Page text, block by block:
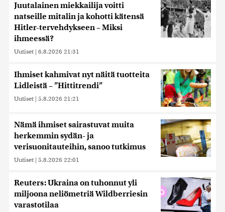
Juutalainen miekkailija voitti
natseille mitalin ja kohotti kätensä
Hitler-tervehdykseen – Miksi
ihmeessä?
Uutiset | 6.8.2026 21:31
Ihmiset kahmivat nyt näitä tuotteita
Lidleistä – ”Hittitrendi”
Uutiset | 5.8.2026 21:21
Nämä ihmiset sairastuvat muita
herkemmin sydän- ja
verisuonitauteihin, sanoo tutkimus
Uutiset | 5.8.2026 22:01
Reuters: Ukraina on tuhonnut yli
miljoona neliömetriä Wildberriesin
varastotilaa